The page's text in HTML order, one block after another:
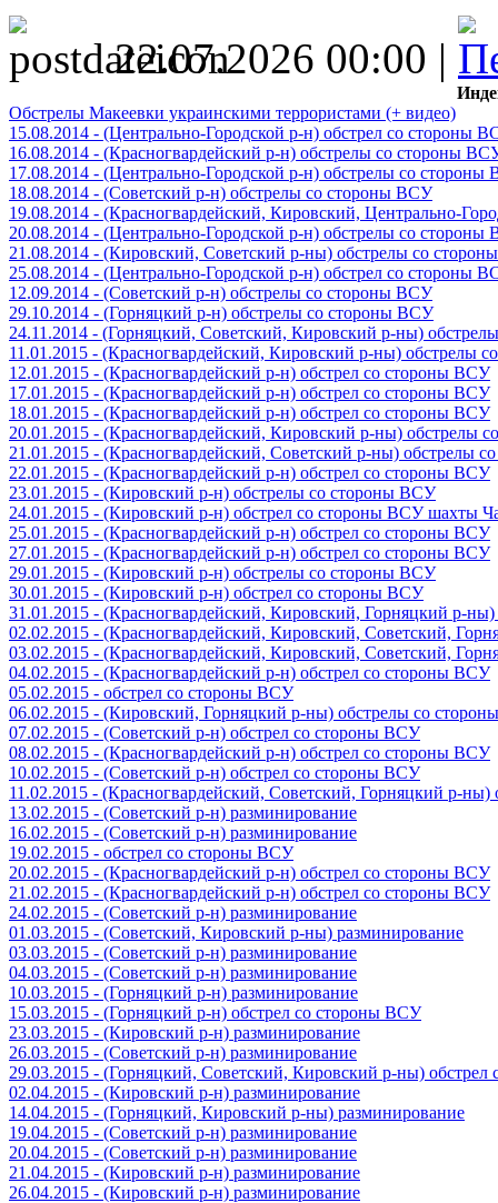
22.07.2026 00:00 |
Обстрелы Макеевки украинскими террористами (+ видео)
15.08.2014 - (Центрально-Городской р-н) обстрел со стороны
16.08.2014 - (Красногвардейский р-н) обстрелы со стороны
17.08.2014 - (Центрально-Городской р-н) обстрелы со стороны
18.08.2014 - (Советский р-н) обстрелы со стороны ВСУ
19.08.2014 - (Красногвардейский, Кировский, Центрально-
20.08.2014 - (Центрально-Городской р-н) обстрелы со стороны
21.08.2014 - (Кировский, Советский р-ны) обстрелы со
25.08.2014 - (Центрально-Городской р-н) обстрел со стороны
12.09.2014 - (Советский р-н) обстрелы со стороны ВСУ
29.10.2014 - (Горняцкий р-н) обстрелы со стороны ВСУ
24.11.2014 - (Горняцкий, Советский, Кировский р-ны)
11.01.2015 - (Красногвардейский, Кировский р-ны) обстрелы
12.01.2015 - (Красногвардейский р-н) обстрел со стороны ВСУ
17.01.2015 - (Красногвардейский р-н) обстрел со стороны ВСУ
18.01.2015 - (Красногвардейский р-н) обстрел со стороны ВСУ
20.01.2015 - (Красногвардейский, Кировский р-ны) обстрелы
21.01.2015 - (Красногвардейский, Советский р-ны) обстрелы
22.01.2015 - (Красногвардейский р-н) обстрел со стороны ВСУ
23.01.2015 - (Кировский р-н) обстрелы со стороны ВСУ
24.01.2015 - (Кировский р-н) обстрел со стороны ВСУ шахты
25.01.2015 - (Красногвардейский р-н) обстрел со стороны ВСУ
27.01.2015 - (Красногвардейский р-н) обстрел со стороны ВСУ
29.01.2015 - (Кировский р-н) обстрелы со стороны ВСУ
30.01.2015 - (Кировский р-н) обстрел со стороны ВСУ
31.01.2015 - (Красногвардейский, Кировский, Горняцкий р-
02.02.2015 - (Красногвардейский, Кировский, Советский,
03.02.2015 - (Красногвардейский, Кировский, Советский,
04.02.2015 - (Красногвардейский р-н) обстрел со стороны ВСУ
05.02.2015 - обстрел со стороны ВСУ
06.02.2015 - (Кировский, Горняцкий р-ны) обстрелы со
07.02.2015 - (Советский р-н) обстрел со стороны ВСУ
08.02.2015 - (Красногвардейский р-н) обстрел со стороны ВСУ
10.02.2015 - (Советский р-н) обстрел со стороны ВСУ
11.02.2015 - (Красногвардейский, Советский, Горняцкий р-
13.02.2015 - (Советский р-н) разминирование
16.02.2015 - (Советский р-н) разминирование
19.02.2015 - обстрел со стороны ВСУ
20.02.2015 - (Красногвардейский р-н) обстрел со стороны ВСУ
21.02.2015 - (Красногвардейский р-н) обстрел со стороны ВСУ
24.02.2015 - (Советский р-н) разминирование
01.03.2015 - (Советский, Кировский р-ны) разминирование
03.03.2015 - (Советский р-н) разминирование
04.03.2015 - (Советский р-н) разминирование
10.03.2015 - (Горняцкий р-н) разминирование
15.03.2015 - (Горняцкий р-н) обстрел со стороны ВСУ
23.03.2015 - (Кировский р-н) разминирование
26.03.2015 - (Советский р-н) разминирование
29.03.2015 - (Горняцкий, Советский, Кировский р-ны)
02.04.2015 - (Кировский р-н) разминирование
14.04.2015 - (Горняцкий, Кировский р-ны) разминирование
19.04.2015 - (Советский р-н) разминирование
20.04.2015 - (Советский р-н) разминирование
21.04.2015 - (Кировский р-н) разминирование
26.04.2015 - (Кировский р-н) разминирование